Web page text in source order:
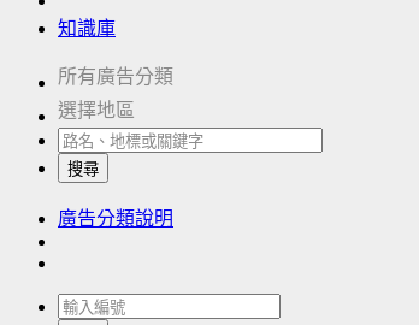
知識庫
所有廣告分類
選擇地區
搜尋
廣告分類說明